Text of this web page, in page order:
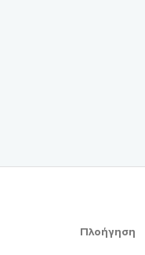
Πλοήγηση